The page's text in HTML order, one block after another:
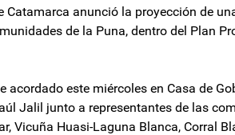
Catamarca anunció la proyección de
de la Puna, dentro del Plan
acordado este miércoles en Casa de
Jalil junto a representantes de las
Vicuña Huasi-Laguna Blanca, Corral